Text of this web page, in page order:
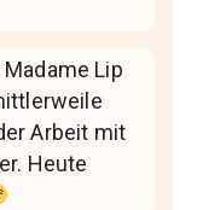
Lip
Arbeit mit
Heute